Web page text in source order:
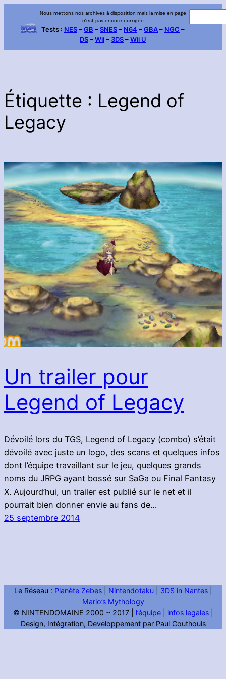
contenu
Nous mettons nos archives à disposition mais la mise en page
n’est pas encore corrigée
Tests : NES–GB –SNES– N64 –GBA– NGC –
DS–Wii– 3DS–Wii U
Étiquette : Legend of
Legacy
Un trailer pour
Legend of Legacy
Dévoilé lors du TGS, Legend of Legacy (combo) s’était
dévoilé avec juste un logo, des scans et quelques infos
dont l’équipe travaillant sur le jeu, quelques grands
noms du JRPG ayant bossé sur SaGa ou Final Fantasy
X. Aujourd’hui, un trailer est publié sur le net et il
pourrait bien donner envie au fans de…
25 septembre 2014
Le Réseau : Planète Zebes| Nintendotaku| 3DS in Nantes|
Mario’s Mythology
© NINTENDOMAINE 2000 ~ 2017 | l’équipe| infos legales|
Design, Intégration, Developpement par Paul Couthouis